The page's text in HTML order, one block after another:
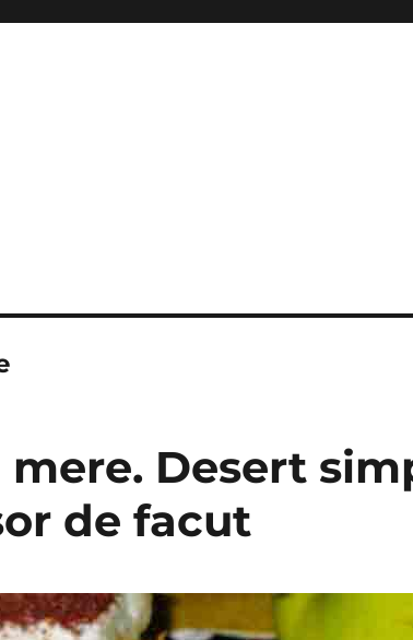
Desert
de facut